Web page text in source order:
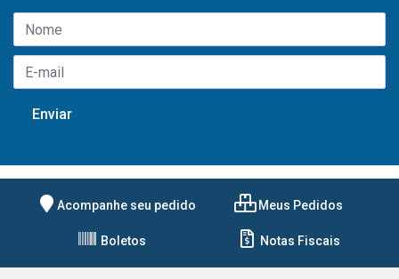
Acompanhe seu pedido Meus Pedidos
Boletos Notas Fiscais